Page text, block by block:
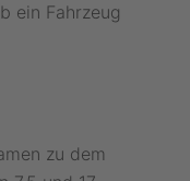
ein Fahrzeug
zu dem